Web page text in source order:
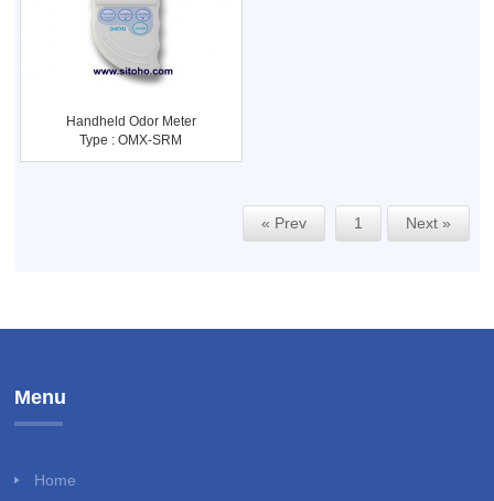
Handheld Odor Meter
Type : OMX-SRM
« Prev 1 Next »
Menu
Home